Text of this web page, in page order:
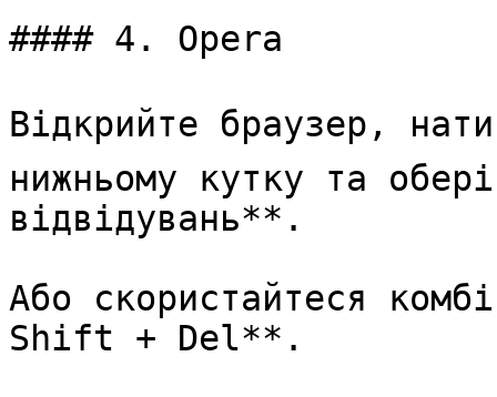
#### 4. Opera
Відкрийте браузер,
нижньому кутку та
відвідувань**.
Або скориcтайтеся
Shift + Del**.